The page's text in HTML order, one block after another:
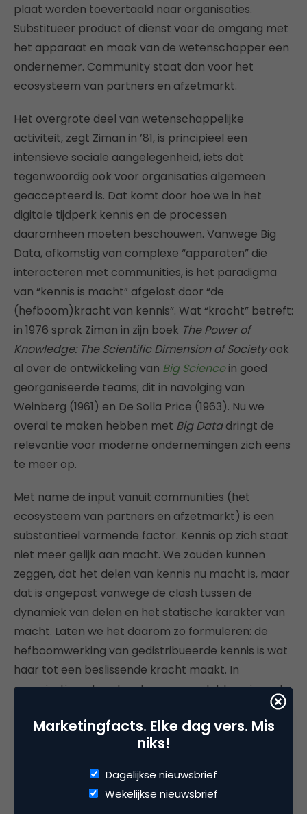
plaat worden toevertaald naar organisaties.
Substitueer product of dienst voor de omgang met
het apparaat en maak van de wetenschapper een
ondernemer. Community staat dan voor het
ecosysteem van partners en afzetmarkt.
Het overgrote deel van wetenschappelijke
activiteit, zegt Ziman in ’81, is principieel een
intensieve sociale aangelegenheid, iets dat
tegenwoordig ook voor organisaties algemeen
geaccepteerd is. Dat komt door hoe we in het
digitale tijdperk kennis en de processen
daaromheen moeten beschouwen. Vanwege Big
Data, afkomstig van complexe “apparaten” die
interacteren met communities, is het paradigma
van “kennis is macht” afgelost door “de
(hefboom)kracht van kennis”. Wat “kracht” betreft:
in 1976 sprak Ziman in zijn boek The Power of
Knowledge: The Scientific Dimension of Societyook
al over de ontwikkeling van Big Sciencein goed
georganiseerde teams; dit in navolging van
Weinberg (1961) en De Solla Price (1963). Nu we
overal te maken hebben met Big Datadringt de
relevantie voor moderne ondernemingen zich eens
te meer op.
Met name de input vanuit communities (het
ecosysteem van partners en afzetmarkt) is een
substantieel vormende factor. Kennis op zich staat
niet meer gelijk aan macht. We zouden kunnen
zeggen, dat het delen van kennis nu macht is, maar
dat is ongepast vanwege de clash tussen de
dynamiek van delen en het statische karakter van
macht. Laten we het daarom zo formuleren: de
hefboomwerking van gedistribueerde kennis is wat
haar tot een beslissende kracht maakt. In
organisatieverband met name, omdat kennis snel
veroudert, terwijl het datavolume hand over hand
toeneemt. Weliswaar minder volumineus en snel
dan in de wetenschap, maar daar staat aan de
organisatiekant de time-to-market- en
diversificatiedruk tegenover. De hefboomwerking
van gedistribueerde kennis als beslissende
Marketingfacts. Elke dag vers. Mis
niks!
Dagelijkse nieuwsbrief
Wekelijkse nieuwsbrief